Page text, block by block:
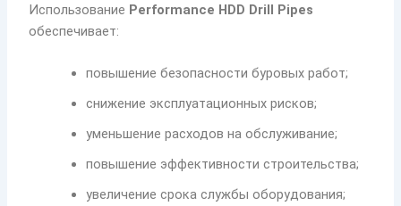
Использование Performance HDD Drill Pipes
обеспечивает:
повышение безопасности буровых работ;
снижение эксплуатационных рисков;
уменьшение расходов на обслуживание;
повышение эффективности строительства;
увеличение срока службы оборудования;